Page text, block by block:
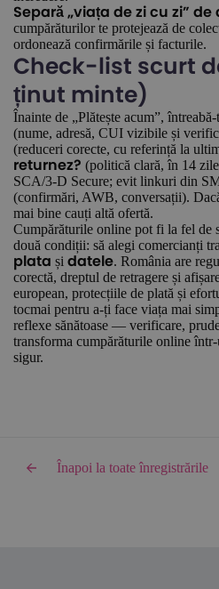
Separă „viața de zi cu zi” de
cumpărăturilor te protejează de
ordonează confirmările și facturile.
Check-list scurt
ținut minte)
Înainte de „Plătește acum”, întreabă-
(nume, adresă, CUI vizibile și
(reduceri corecte, cu referință la
returnez? (politică clară, în 14
SCA/3-D Secure; evit linkuri din
(confirmări, AWB, conversații).
mai bine cauți altă ofertă.
Cumpărăturile online pot fi la fel de
două condiții: să alegi comercianți
plata și datele. România are
corectă, dreptul de retragere și
european, protecțiile de plată și
tocmai pentru a-ți face viața mai
reflexe sănătoase — verificare,
transforma cumpărăturile online
sigur.
Înapoi la toate înregistrările